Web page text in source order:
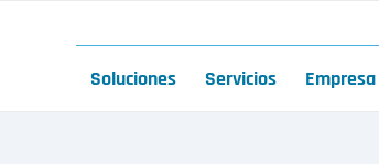
Soluciones Servicios Empresa